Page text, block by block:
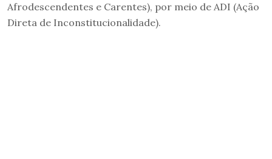
Afrodescendentes e Carentes), por meio de ADI (Ação
Direta de Inconstitucionalidade).